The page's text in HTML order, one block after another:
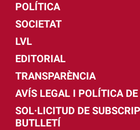
POLÍTICA
SOCIETAT
LVL
EDITORIAL
TRANSPARÈNCIA
AVÍS LEGAL I POLÍTICA
SOL·LICITUD DE
BUTLLETÍ